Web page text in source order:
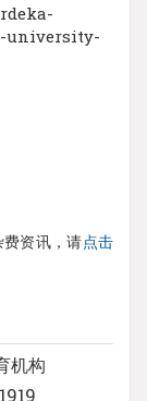
university-
资讯，请点击
机构